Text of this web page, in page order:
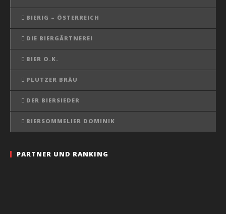
BIERIG – ÖSTERREICH
DIE BIERGÄRTNEREI
BIER O.K.
PLUTZER BRÄU
DER BIERSIEDER
BIERSOMMELIER DOMINIK
PARTNER UND RANKING